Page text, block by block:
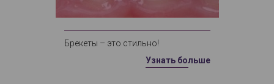
Брекеты – это стильно!
Узнать больше